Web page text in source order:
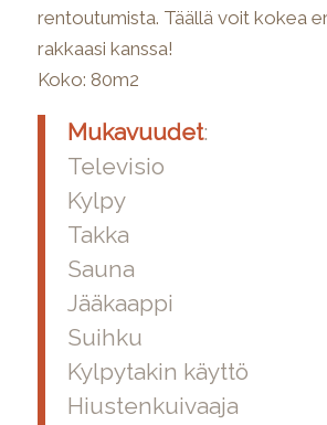
rentoutumista. Täällä voit kokea
rakkaasi kanssa!
Koko: 80m2
Mukavuudet:
Televisio
Kylpy
Takka
Sauna
Jääkaappi
Suihku
Kylpytakin käyttö
Hiustenkuivaaja